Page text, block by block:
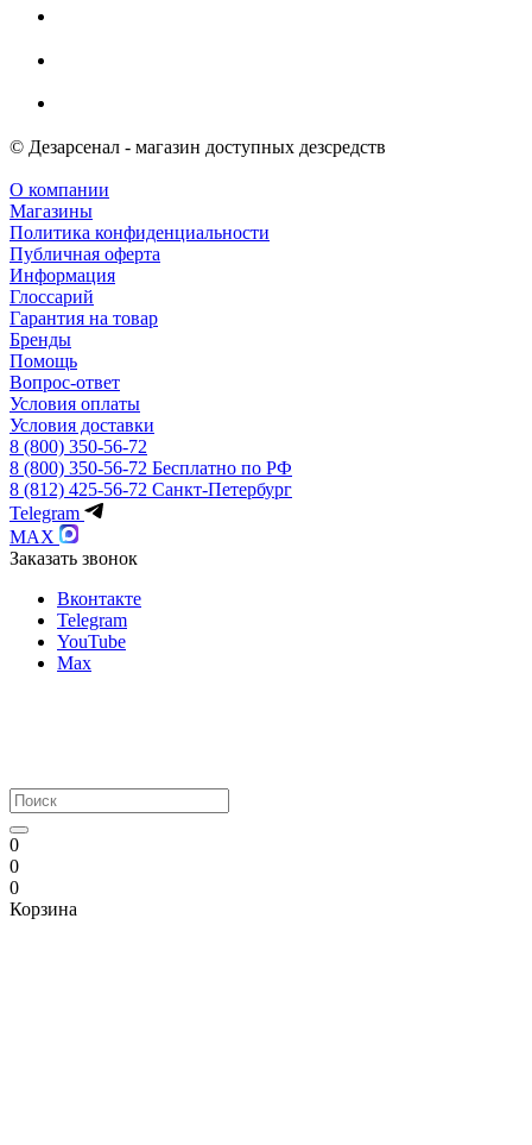
© Дезарсенал - магазин доступных дезсредств
О компании
Магазины
Политика конфиденциальности
Публичная оферта
Информация
Глоссарий
Гарантия на товар
Бренды
Помощь
Вопрос-ответ
Условия оплаты
Условия доставки
8 (800) 350-56-72
8 (800) 350-56-72 Бесплатно по РФ
8 (812) 425-56-72 Санкт-Петербург
Telegram
MAX
Заказать звонок
Вконтакте
Telegram
YouTube
Max
0
0
0
Корзина